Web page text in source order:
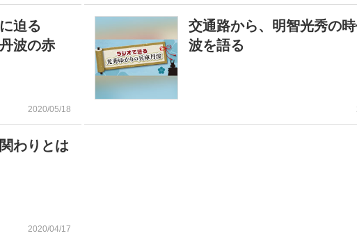
に迫る
波の赤
2020/05/18
交通路から、明智光秀の
波を語る
わりとは
2020/04/17